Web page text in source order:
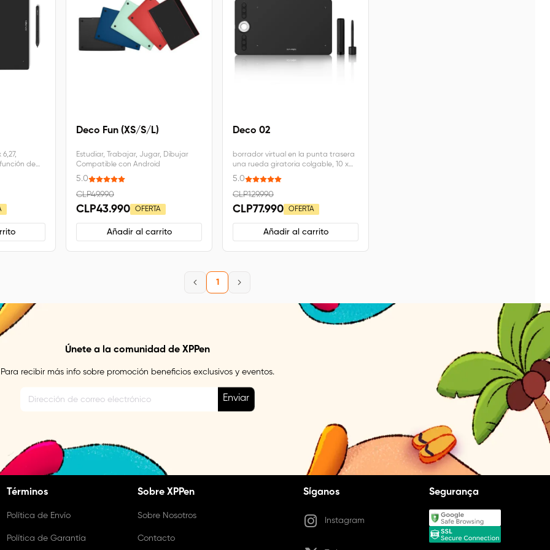
de
bits), MAC
6.0 y
Deco Fun (XS/S/L)
Estudiar, Trabajar, Jugar, Dibujar
Compatible con Android
5.0
CLP49.990
CLP43.990 OFERTA
Añadir al carrito
Deco 02
borrador virtual en la punta trasera
una rueda giratoria colgable, 10 x
5.63 pulgadas
5.0
CLP129.990
CLP77.990 OFERTA
Añadir al carrito
1
Únete a la comunidad de XPPen
Para recibir más info sobre promoción beneficios exclusivos y eventos.
Enviar
Términos
Política de Envío
Política de Garantía
Sobre XPPen
Sobre Nosotros
Contacto
Síganos
Instagram
Segurança